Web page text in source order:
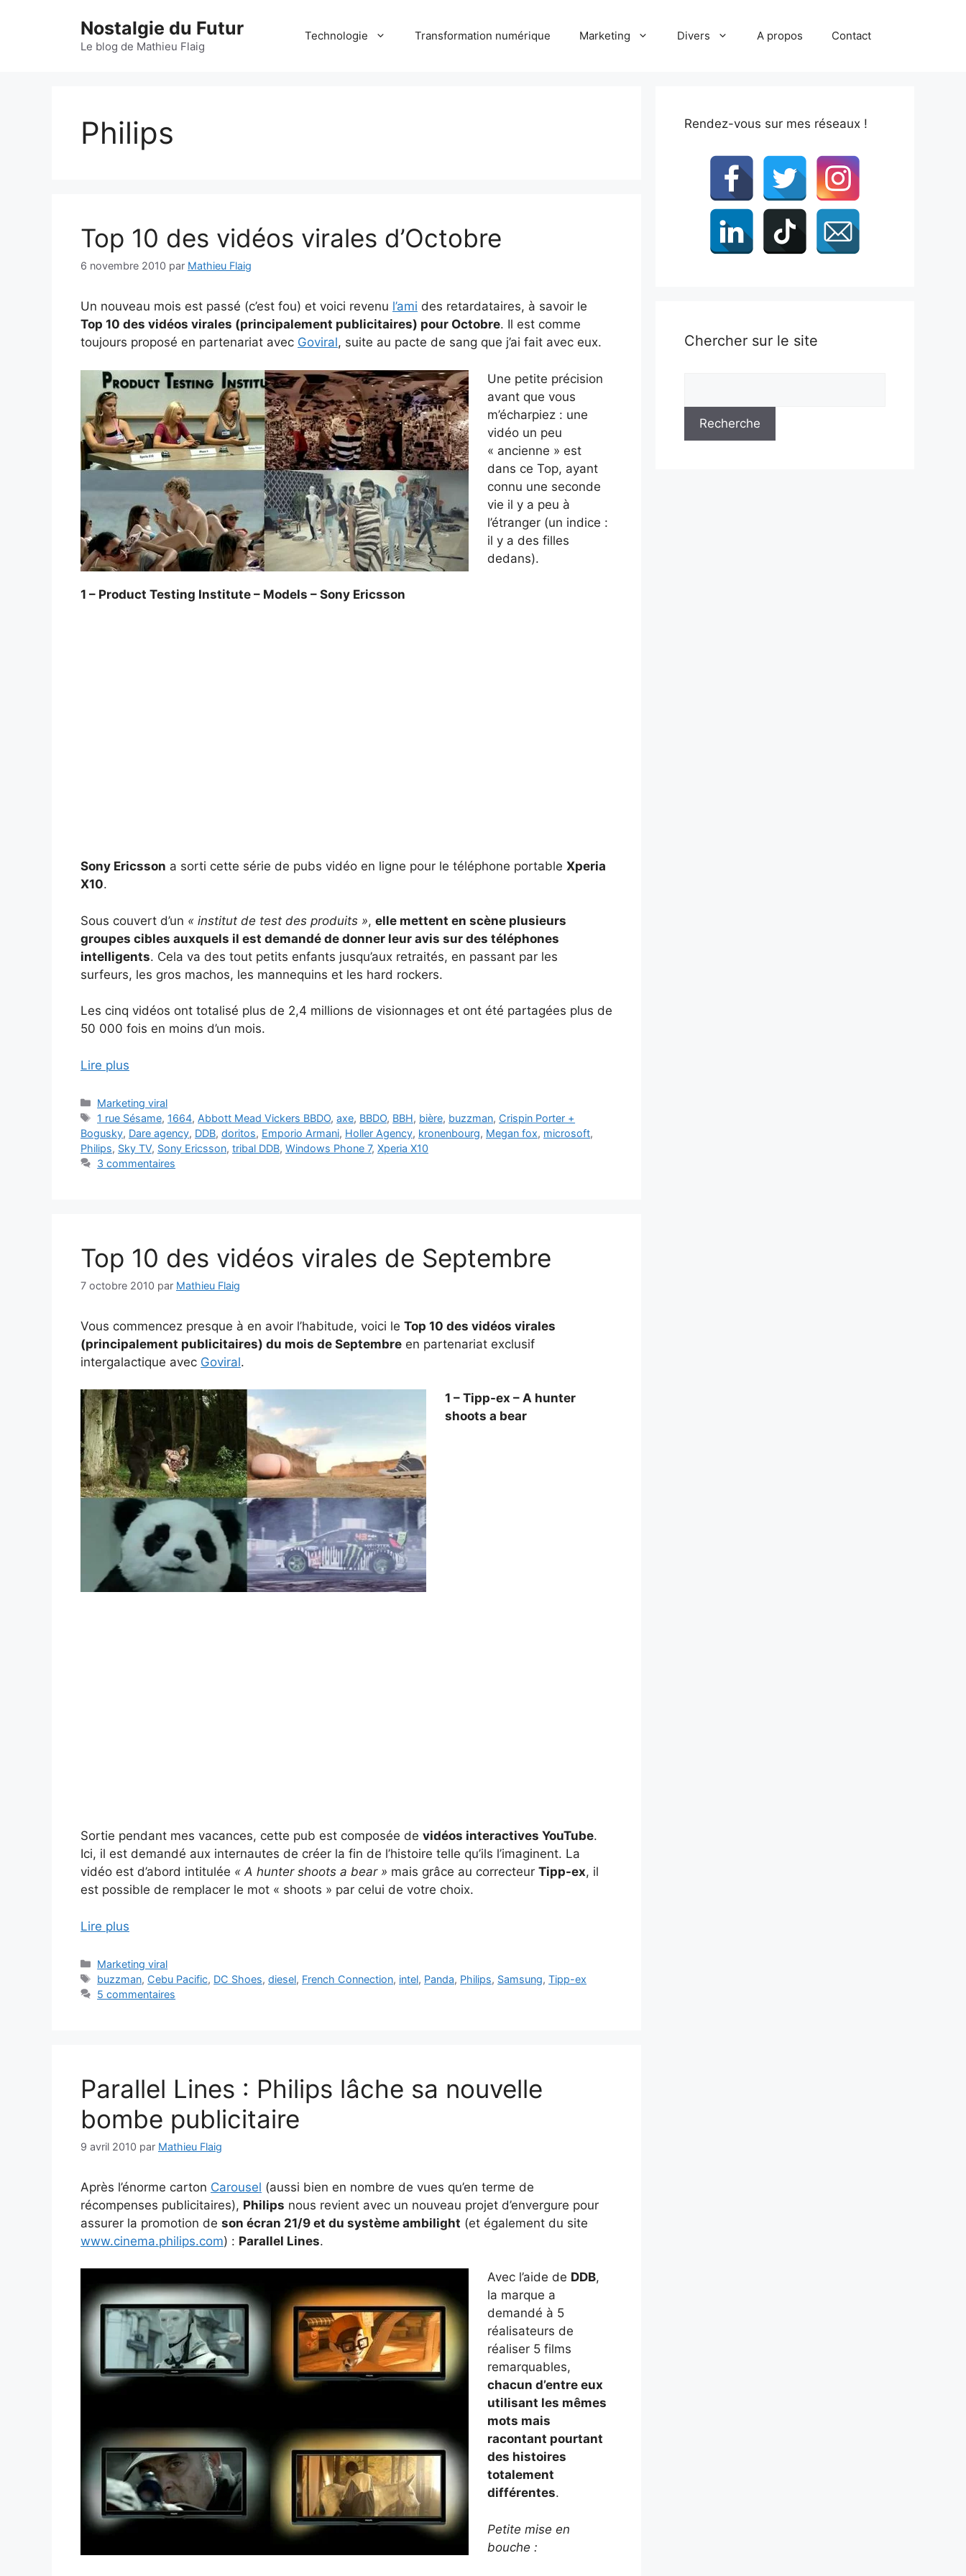
Nostalgie du Futur
Le blog de Mathieu Flaig
Technologie Transformation numérique Marketing Divers A propos Contact
Philips
Top 10 des vidéos virales d’Octobre
6 novembre 2010 par Mathieu Flaig
Un nouveau mois est passé (c’est fou) et voici revenu l’ami des retardataires, à savoir le
Top 10 des vidéos virales (principalement publicitaires) pour Octobre. Il est comme
toujours proposé en partenariat avec Goviral, suite au pacte de sang que j’ai fait avec eux.
Une petite précision
avant que vous
m’écharpiez : une
vidéo un peu
« ancienne » est
dans ce Top, ayant
connu une seconde
vie il y a peu à
l’étranger (un indice :
il y a des filles
dedans).
1 – Product Testing Institute – Models – Sony Ericsson
Sony Ericsson a sorti cette série de pubs vidéo en ligne pour le téléphone portable Xperia
X10.
Sous couvert d’un « institut de test des produits », elle mettent en scène plusieurs
groupes cibles auxquels il est demandé de donner leur avis sur des téléphones
intelligents. Cela va des tout petits enfants jusqu’aux retraités, en passant par les
surfeurs, les gros machos, les mannequins et les hard rockers.
Les cinq vidéos ont totalisé plus de 2,4 millions de visionnages et ont été partagées plus de
50 000 fois en moins d’un mois.
Lire plus
Catégories
Marketing viral
Étiquettes
1 rue Sésame, 1664, Abbott Mead Vickers BBDO,axe, BBDO, BBH, bière, buzzman, Crispin Porter +
Bogusky, Dare agency, DDB, doritos, Emporio Armani, Holler Agency, kronenbourg, Megan fox, microsoft,
Philips, Sky TV, Sony Ericsson, tribal DDB, Windows Phone 7, Xperia X10
3 commentaires
Top 10 des vidéos virales de Septembre
7 octobre 2010 par Mathieu Flaig
Vous commencez presque à en avoir l’habitude, voici le Top 10 des vidéos virales
(principalement publicitaires) du mois de Septembre en partenariat exclusif
intergalactique avec Goviral.
1 – Tipp-ex – A hunter
shoots a bear
Sortie pendant mes vacances, cette pub est composée de vidéos interactives YouTube.
Ici, il est demandé aux internautes de créer la fin de l’histoire telle qu’ils l’imaginent. La
vidéo est d’abord intitulée « A hunter shoots a bear » mais grâce au correcteur Tipp-ex, il
est possible de remplacer le mot « shoots » par celui de votre choix.
Lire plus
Catégories
Marketing viral
Étiquettes
buzzman, Cebu Pacific, DC Shoes,diesel, French Connection, intel, Panda, Philips, Samsung,Tipp-ex
5 commentaires
Parallel Lines : Philips lâche sa nouvelle
bombe publicitaire
9 avril 2010 par Mathieu Flaig
Après l’énorme carton Carousel (aussi bien en nombre de vues qu’en terme de
récompenses publicitaires), Philips nous revient avec un nouveau projet d’envergure pour
assurer la promotion de son écran 21/9 et du système ambilight (et également du site
www.cinema.philips.com) : Parallel Lines.
Avec l’aide de DDB,
la marque a
demandé à 5
réalisateurs de
réaliser 5 films
remarquables,
chacun d’entre eux
utilisant les mêmes
mots mais
racontant pourtant
des histoires
totalement
différentes.
Petite mise en
bouche :
Rendez-vous sur mes réseaux !
Chercher sur le site